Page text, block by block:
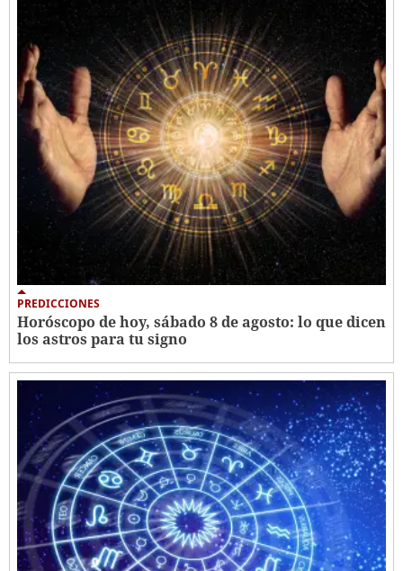
PREDICCIONES
Horóscopo de hoy, sábado 8 de agosto: lo que dicen
los astros para tu signo